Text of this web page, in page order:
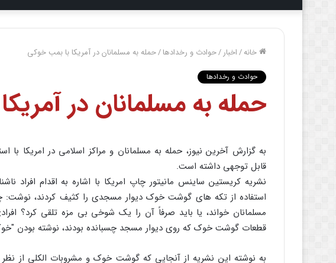
خانه/اخبار /حوادث و رخدادها/حمله به مسلمانان در آمریکا با بمب خوکی
حوادث و رخدادها
حمله به مسلمانان در
به گزارش آخرین نیوز، حمله به مسلمانان و مراکز اسلامی در امریکا
قابل توجهی داشته است.
نشریه کریستین ساینس مانیتور چاپ امریکا با اشاره به اقدام افراد
استفاده از تکه های گوشت خوک دیوار مسجدی را کثیف کردند، نوشت:
مسلمانان خواند، یا باید صرفاً آن را یک شوخی بی مزه تلقی کرد؟
قطعات گوشت خوک که روی دیوار مسجد چسبانده بودند، نوشته بودن
به نوشته این نشریه از آنجایی که گوشت خوک و مشروبات الکلی از